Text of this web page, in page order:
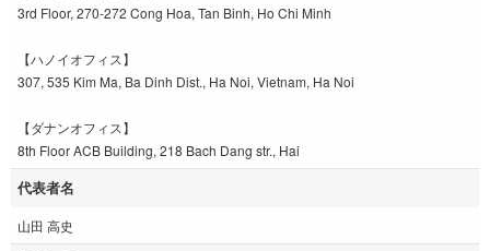
3rd Floor, 270-272 Cong Hoa, Tan Binh, Ho Chi Minh
【ハノイオフィス】
307, 535 Kim Ma, Ba Dinh Dist., Ha Noi, Vietnam, Ha Noi
【ダナンオフィス】
8th Floor ACB Building, 218 Bach Dang str., Hai
代表者名
山田 高史